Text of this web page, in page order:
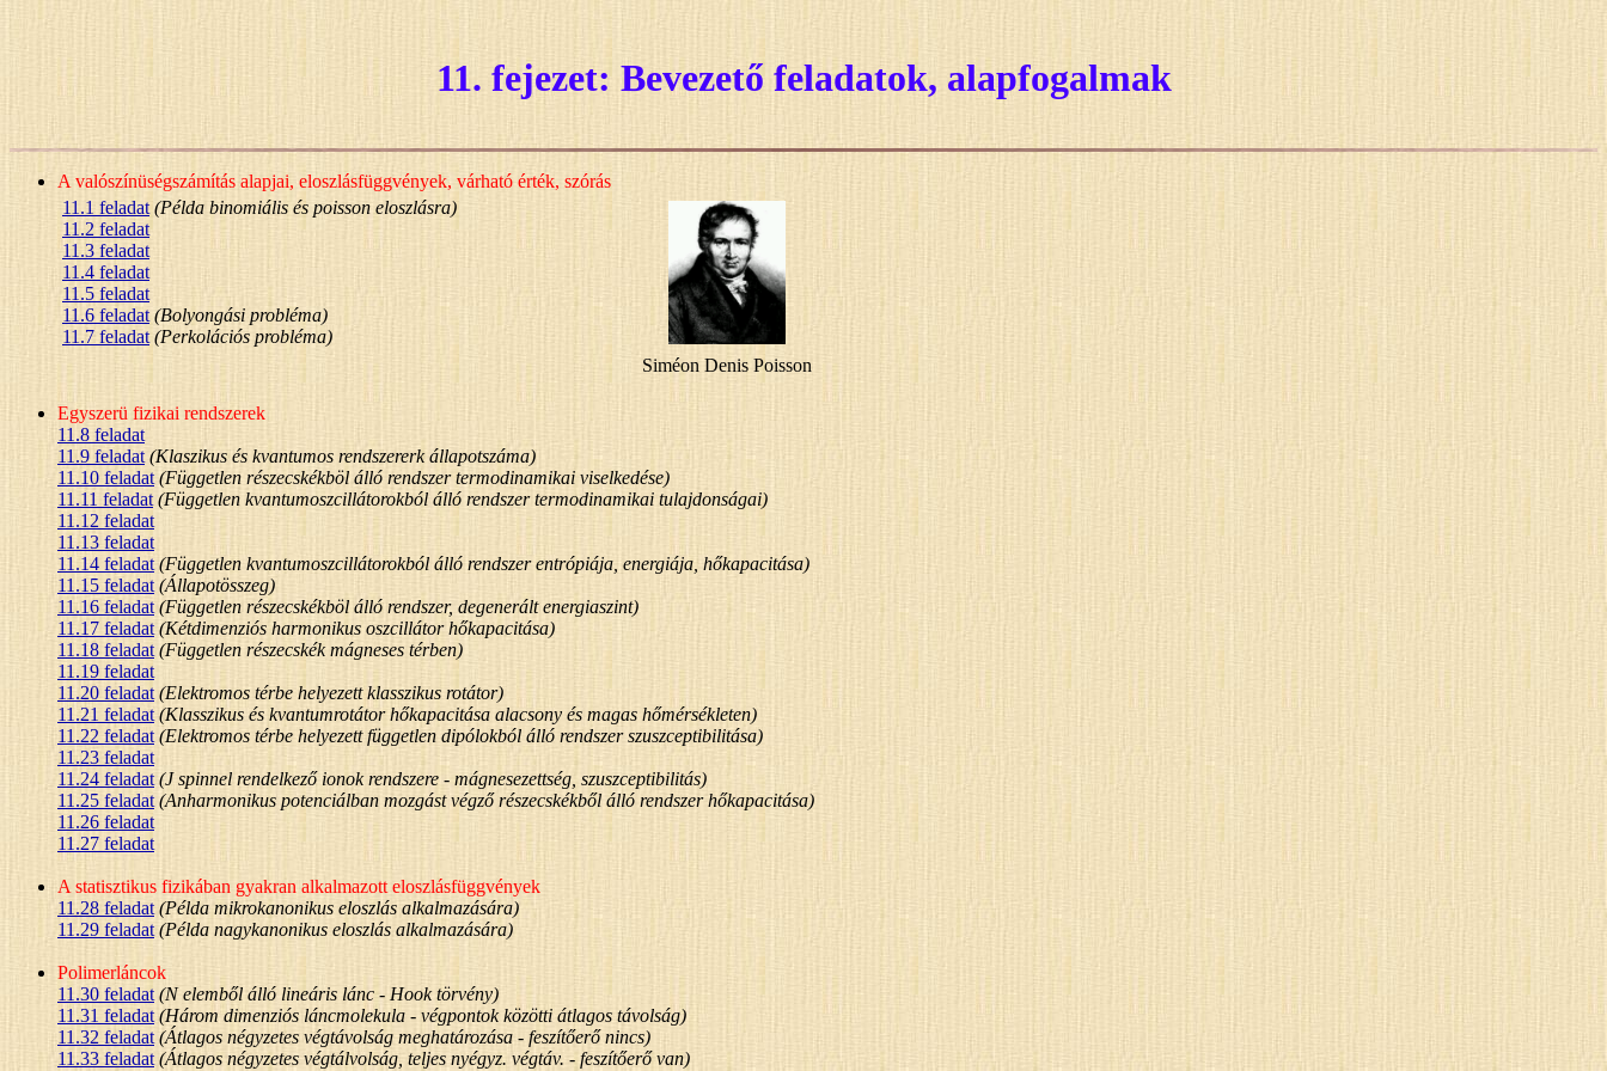
11. fejezet: Bevezető feladatok, alapfogalmak
A valószínüségszámítás alapjai, eloszlásfüggvények, várható érték, szórás
11.1 feladat (Példa binomiális és poisson eloszlásra)
11.2 feladat
11.3 feladat
11.4 feladat
11.5 feladat
11.6 feladat (Bolyongási probléma)
11.7 feladat (Perkolációs probléma)
Siméon Denis Poisson
Egyszerü fizikai rendszerek
11.8 feladat
11.9 feladat (Klaszikus és kvantumos rendszererk állapotszáma)
11.10 feladat (Független részecskékböl álló rendszer termodinamikai viselkedése)
11.11 feladat (Független kvantumoszcillátorokból álló rendszer termodinamikai tulajdonságai)
11.12 feladat
11.13 feladat
11.14 feladat (Független kvantumoszcillátorokból álló rendszer entrópiája, energiája, hőkapacitása)
11.15 feladat (Állapotösszeg)
11.16 feladat (Független részecskékböl álló rendszer, degenerált energiaszint)
11.17 feladat (Kétdimenziós harmonikus oszcillátor hőkapacitása)
11.18 feladat (Független részecskék mágneses térben)
11.19 feladat
11.20 feladat (Elektromos térbe helyezett klasszikus rotátor)
11.21 feladat (Klasszikus és kvantumrotátor hőkapacitása alacsony és magas hőmérsékleten)
11.22 feladat (Elektromos térbe helyezett független dipólokból álló rendszer szuszceptibilitása)
11.23 feladat
11.24 feladat (J spinnel rendelkező ionok rendszere - mágnesezettség, szuszceptibilitás)
11.25 feladat (Anharmonikus potenciálban mozgást végző részecskékből álló rendszer hőkapacitása)
11.26 feladat
11.27 feladat
A statisztikus fizikában gyakran alkalmazott eloszlásfüggvények
11.28 feladat (Példa mikrokanonikus eloszlás alkalmazására)
11.29 feladat (Példa nagykanonikus eloszlás alkalmazására)
Polimerláncok
11.30 feladat (N elemből álló lineáris lánc - Hook törvény)
11.31 feladat (Három dimenziós láncmolekula - végpontok közötti átlagos távolság)
11.32 feladat (Átlagos négyzetes végtávolság meghatározása - feszítőerő nincs)
11.33 feladat (Átlagos négyzetes végtálvolság, teljes nyégyz. végtáv. - feszítőerő van)